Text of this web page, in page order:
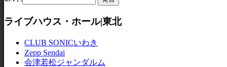
ライブハウス・ホール|東北
CLUB SONICいわき
Zepp Sendai
会津若松ジャンダルム